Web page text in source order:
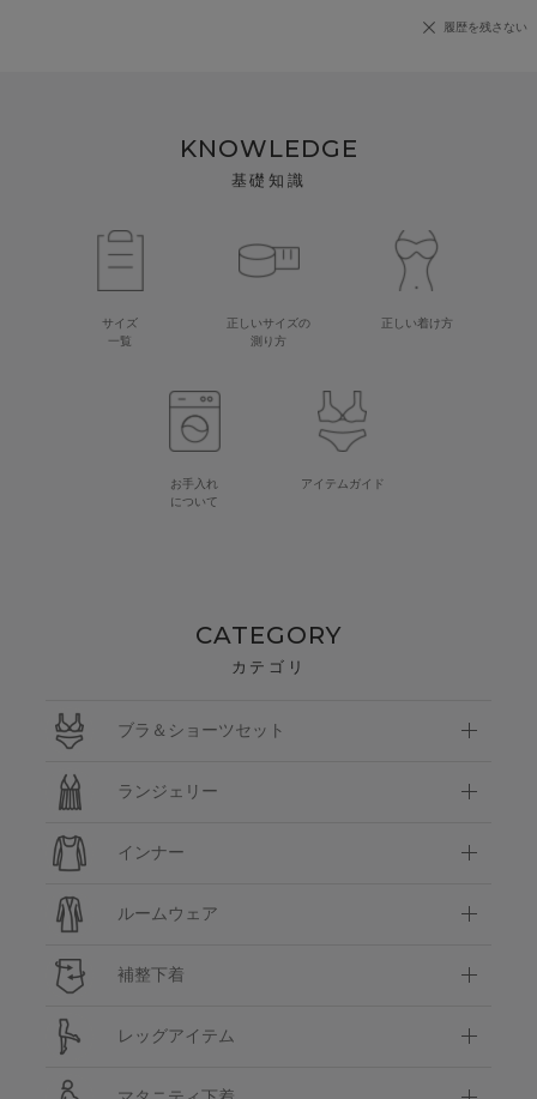
履歴を残さない
KNOWLEDGE
基礎知識
サイズ
一覧
正しいサイズの
測り方
正しい着け方
お手入れ
について
アイテムガイド
CATEGORY
カテゴリ
ブラ＆ショーツセット
ランジェリー
インナー
ルームウェア
補整下着
レッグアイテム